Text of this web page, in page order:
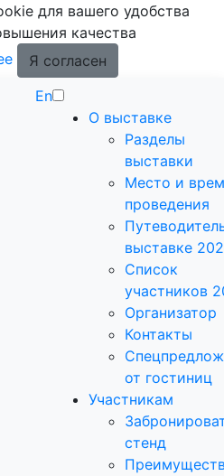
для вашего удобства
качества
Я согласен
En
О выставке
Разделы
выставки
Место и
проведения
выставке
Список
участников
Организатор
Контакты
от гостиниц
Участникам
стенд